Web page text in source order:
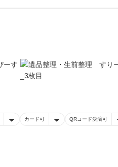
カード可 QRコード決済可